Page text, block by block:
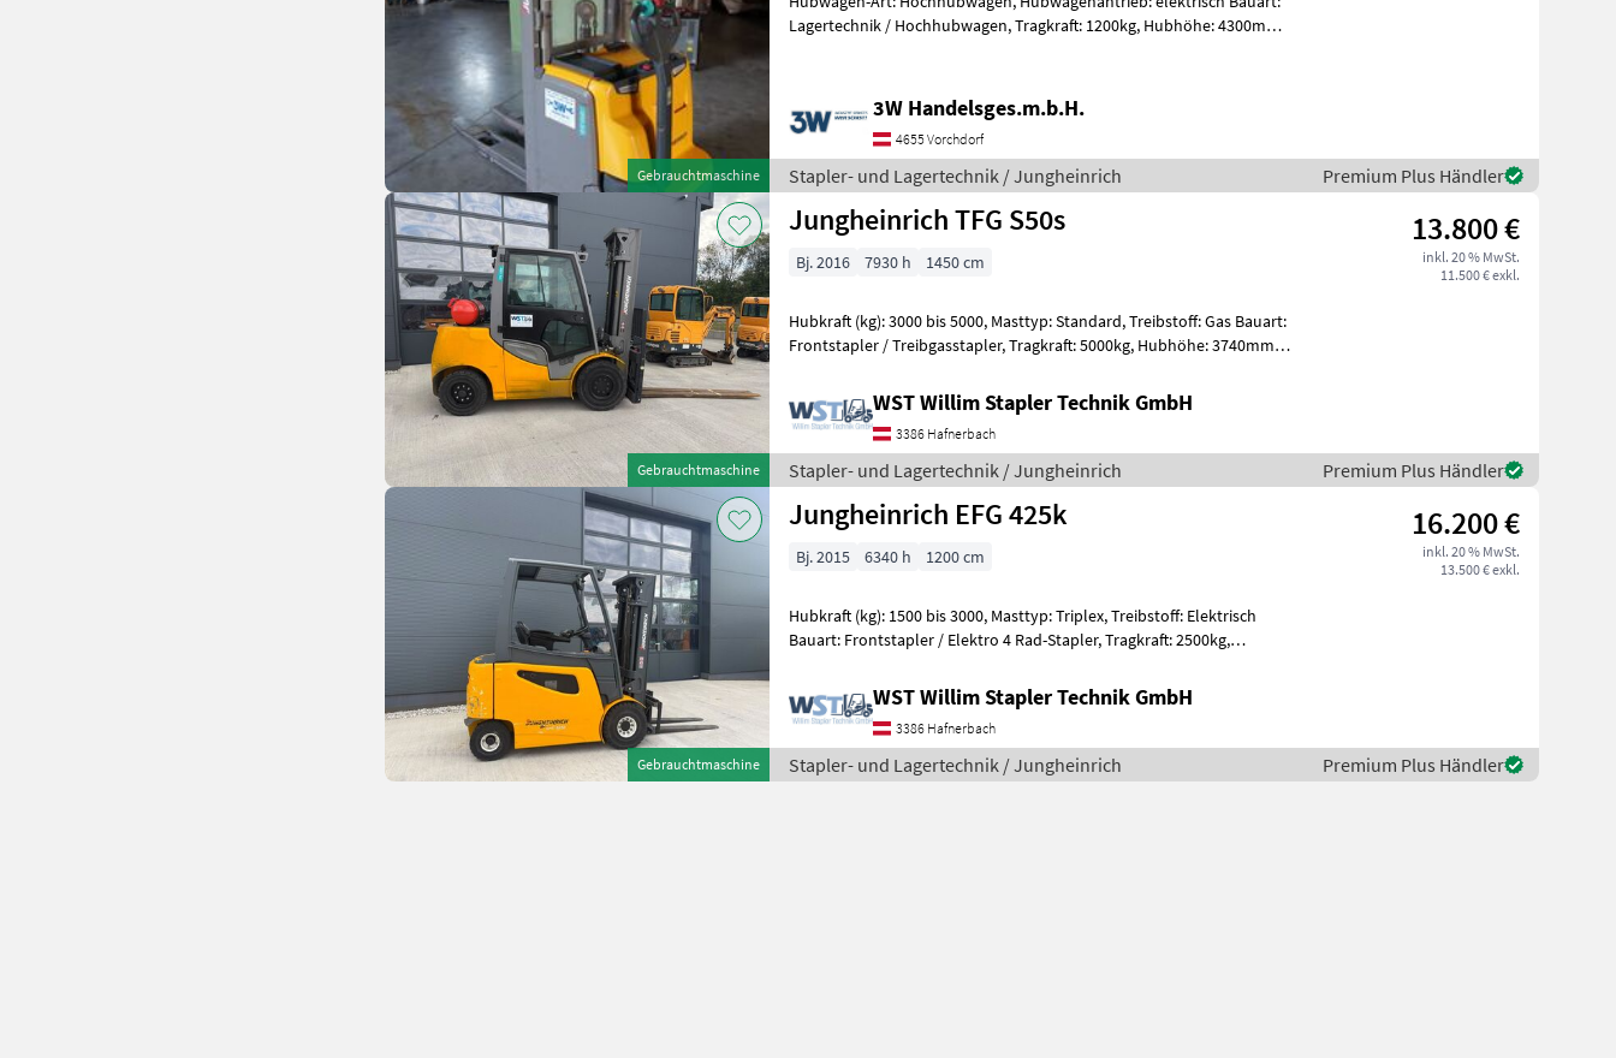
Gebrauchtmaschine
Lagertechnik / Hochhubwagen, Tragkraft: 1200kg, Hubhöhe: 4300mm,
3W Handelsges.m.b.H.
4655 Vorchdorf
Stapler- und Lagertechnik / Jungheinrich Premium Plus Händler
Gebrauchtmaschine
Jungheinrich TFG S50s 13.800 €
inkl. 20 % MwSt.
11.500 € exkl.
Bj. 2016 7930 h 1450 cm
Hubkraft (kg): 3000 bis 5000, Masttyp: Standard, Treibstoff: Gas Bauart:
Frontstapler / Treibgasstapler, Tragkraft: 5000kg, Hubhöhe: 3740mm,
WST Willim Stapler Technik GmbH
3386 Hafnerbach
Stapler- und Lagertechnik / Jungheinrich Premium Plus Händler
Gebrauchtmaschine
Jungheinrich EFG 425k 16.200 €
inkl. 20 % MwSt.
13.500 € exkl.
Bj. 2015 6340 h 1200 cm
Hubkraft (kg): 1500 bis 3000, Masttyp: Triplex, Treibstoff: Elektrisch
Bauart: Frontstapler / Elektro 4 Rad-Stapler, Tragkraft: 2500kg,
WST Willim Stapler Technik GmbH
3386 Hafnerbach
Stapler- und Lagertechnik / Jungheinrich Premium Plus Händler